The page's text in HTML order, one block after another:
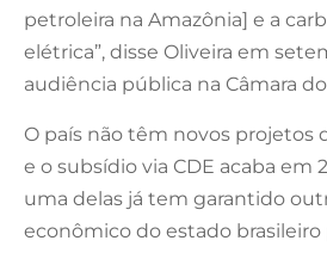
petroleira na Amazônia] e a
elétrica”, disse Oliveira em
audiência pública na Câmara
O país não têm novos projetos
e o subsídio via CDE acaba em
uma delas já tem garantido
econômico do estado